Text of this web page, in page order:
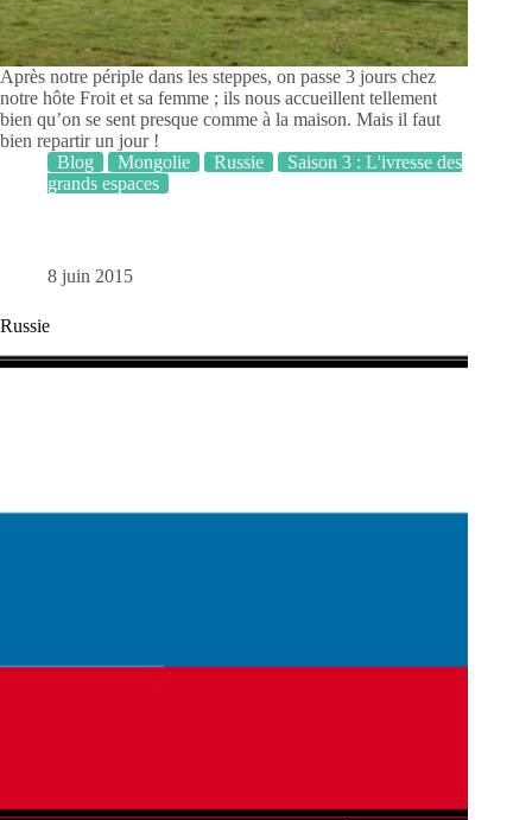
Après notre périple dans les steppes, on passe 3 jours chez
notre hôte Froit et sa femme ; ils nous accueillent tellement
bien qu’on se sent presque comme à la maison. Mais il faut
bien repartir un jour !
Blog
Mongolie Russie
Saison 3 : L'ivresse des
grands espaces
8 juin 2015
Russie